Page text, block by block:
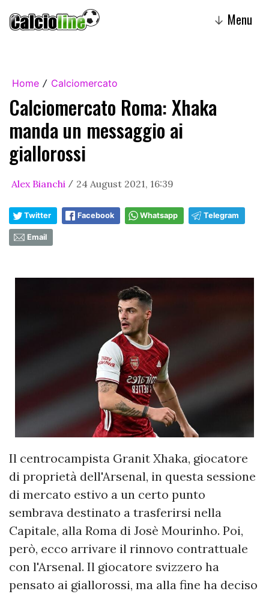
↓ Menu
Home / Calciomercato
Calciomercato Roma: Xhaka
manda un messaggio ai
giallorossi
Alex Bianchi / 24 August 2021, 16:39
Twitter Facebook Whatsapp Telegram
Email
Il centrocampista Granit Xhaka, giocatore
di proprietà dell'Arsenal, in questa sessione
di mercato estivo a un certo punto
sembrava destinato a trasferirsi nella
Capitale, alla Roma di Josè Mourinho. Poi,
però, ecco arrivare il rinnovo contrattuale
con l'Arsenal. Il giocatore svizzero ha
pensato ai giallorossi, ma alla fine ha deciso